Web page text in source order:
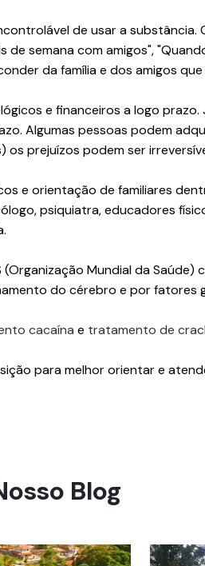
de usar a substância.
semana com amigos",
da família e dos amigos
e financeiros a logo
Algumas pessoas podem
prejuízos podem ser
e orientação de familiares
psiquiatra, educadores
Mundial da Saúde)
do cérebro e por fatores
cacaína e tratamento de
para melhor orientar e
Blog